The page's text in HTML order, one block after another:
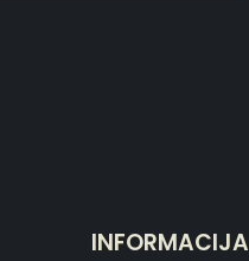
INFORMACIJA